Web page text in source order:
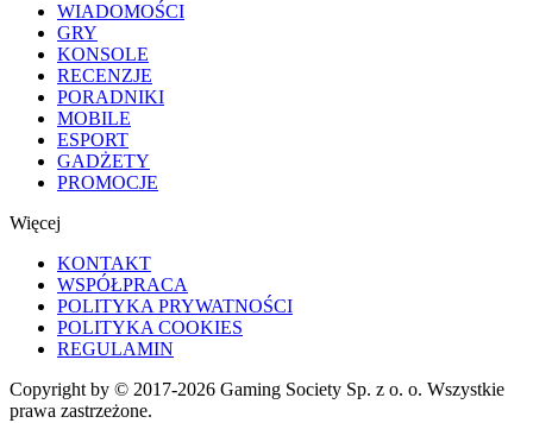
WIADOMOŚCI
GRY
KONSOLE
RECENZJE
PORADNIKI
MOBILE
ESPORT
GADŻETY
PROMOCJE
Więcej
KONTAKT
WSPÓŁPRACA
POLITYKA PRYWATNOŚCI
POLITYKA COOKIES
REGULAMIN
Copyright by © 2017-2026 Gaming Society Sp. z o. o. Wszystkie
prawa zastrzeżone.